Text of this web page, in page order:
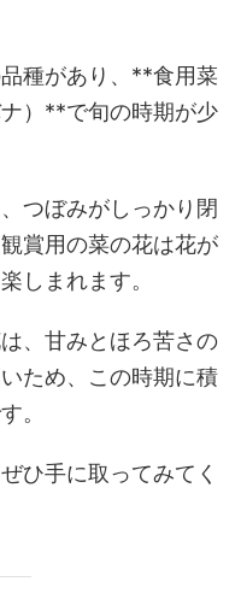
種があり、**食用菜
）**で旬の時期が少
つぼみがしっかり閉
賞用の菜の花は花が
しまれます。
、甘みとほろ苦さの
ため、この時期に積
。
ひ手に取ってみてく